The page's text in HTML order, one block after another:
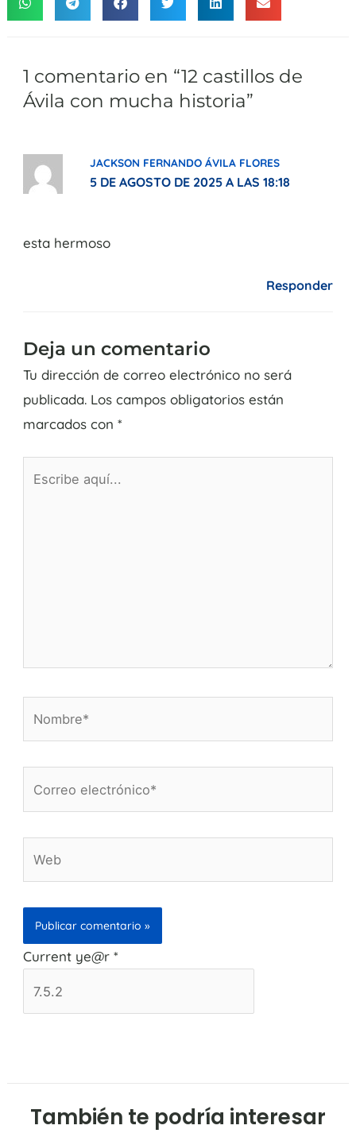
1 comentario en “12 castillos de
Ávila con mucha historia”
JACKSON FERNANDO ÁVILA FLORES
5 DE AGOSTO DE 2025 A LAS 18:18
esta hermoso
Responder
Deja un comentario
Tu dirección de correo electrónico no será
publicada. Los campos obligatorios están
marcados con *
Current ye@r *
También te podría interesar